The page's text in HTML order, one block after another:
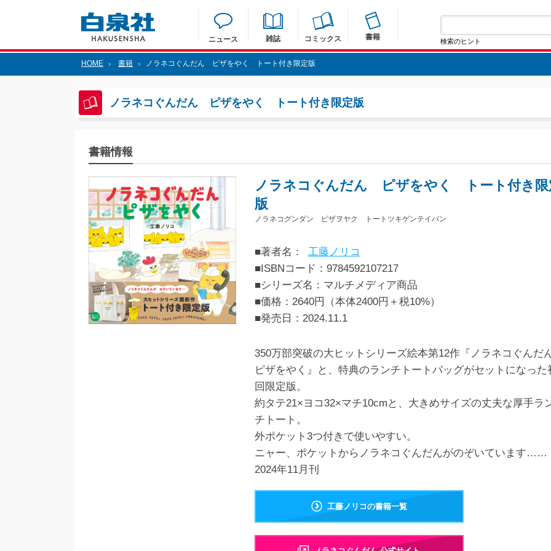
ニュース 雑誌 コミックス 書籍 検索のヒント
HOME > 書籍 > ノラネコぐんだん ピザをやく トート付き限定版
ノラネコぐんだん ピザをやく トート付き限定版
書籍情報
ノラネコぐんだん ピザをやく トート付き限
版
ノラネコグンダン ピザヲヤク トートツキゲンテイバン
■著者名：
工藤ノリコ
■ISBNコード：9784592107217
■シリーズ名：マルチメディア商品
■価格：2640円（本体2400円＋税10%）
■発売日： 2024.11.1
350万部突破の大ヒットシリーズ絵本第12作『ノラネコぐんだ
ピザをやく』と、特典のランチトートバッグがセットになった
回限定版。
約タテ21×ヨコ32×マチ10cmと、大きめサイズの丈夫な厚手ラ
チトート。
外ポケット3つ付きで使いやすい。
ニャー、ポケットからノラネコぐんだんがのぞいています……
2024年11月刊
工藤ノリコの書籍一覧